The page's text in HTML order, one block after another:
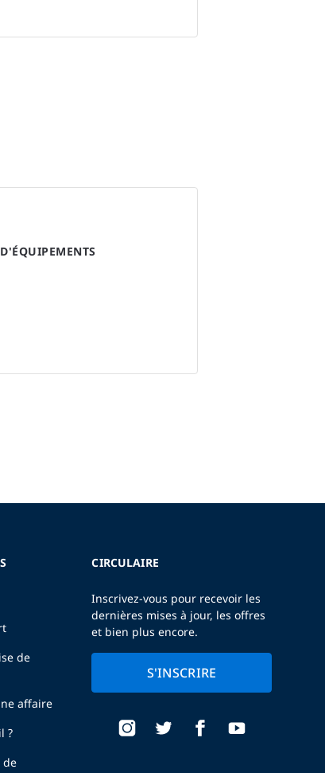
de
affaire
?
de
CIRCULAIRE
Inscrivez-vous pour recevoir les
dernières mises à jour, les offres
et bien plus encore.
S'INSCRIRE